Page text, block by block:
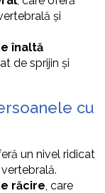
și
înaltă
de sprijin și
cu
un nivel ridicat
răcire , care